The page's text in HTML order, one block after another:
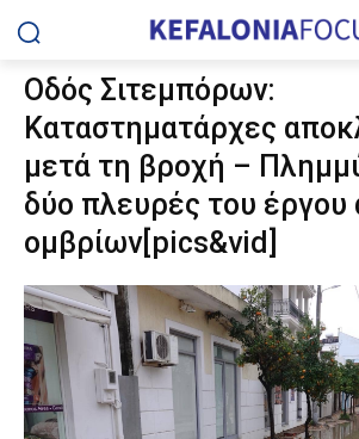
Οδός Σιτεμπόρων:
Καταστηματάρχες
μετά τη βροχή –
δύο πλευρές του έργου
ομβρίων[pics&vid]